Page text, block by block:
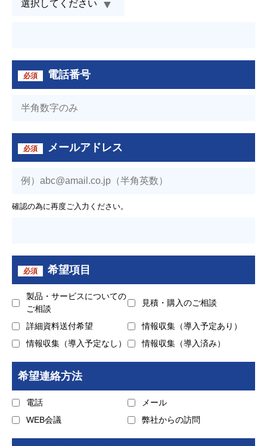
必須 電話番号
必須 メールアドレス
確認の為に再度ご入力ください。
必須 希望項目
製品・サービスについての
ご相談
見積・購入のご相談
詳細資料送付希望
情報収集（導入予定あり）
情報収集（導入予定なし）
情報収集（導入済み）
希望連絡方法
電話
メール
WEB会議
弊社からの訪問